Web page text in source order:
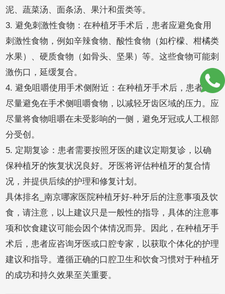
泥、蔬菜汤、面条汤、果汁和蛋类等。
3. 避免刺激性食物：在种植牙手术后，患者应避免食用
刺激性食物，例如辛辣食物、酸性食物（如柠檬、柑橘类
水果）、硬质食物（如骨头、坚果）等。这些食物可能刺
激伤口，延缓复合。
4. 避免咀嚼使用手术侧附近：在种植牙手术后，患者应
尽量避免在手术侧咀嚼食物，以减轻牙齿区域的压力。应
尽量将食物咀嚼在未受影响的一侧，避免牙冠或人工根部
分受创。
5. 定期复诊：患者需要按照牙医的建议定期复诊，以确
保种植牙的恢复状况良好。牙医将评估种植牙的复合情
况，并提供后续的护理和修复计划。
具体排名_南京哪家医院种植牙好-种牙后的注意事项及饮
食，请注意，以上建议只是一般性的指导，具体的注意事
项和饮食建议可能会因个体情况而异。因此，在种植牙手
术后，患者应咨询牙医或口腔专家，以获取个体化的护理
建议和指导。遵循正确的口腔卫生和饮食习惯对于种植牙
的成功和持久效果至关重要。